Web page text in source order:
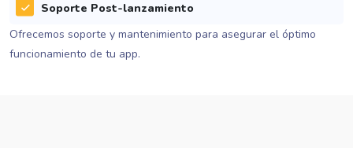
Soporte Post-lanzamiento
Ofrecemos soporte y mantenimiento para asegurar el óptimo
funcionamiento de tu app.